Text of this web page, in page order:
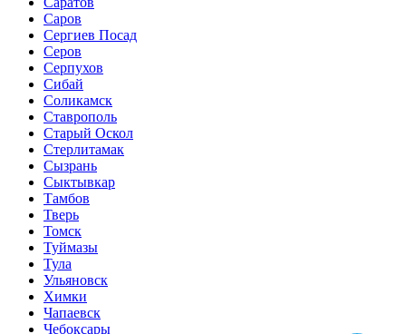
Саров
Сергиев Посад
Серов
Серпухов
Сибай
Соликамск
Ставрополь
Старый Оскол
Стерлитамак
Сызрань
Сыктывкар
Тамбов
Тверь
Томск
Туймазы
Тула
Ульяновск
Химки
Чапаевск
Чебоксары